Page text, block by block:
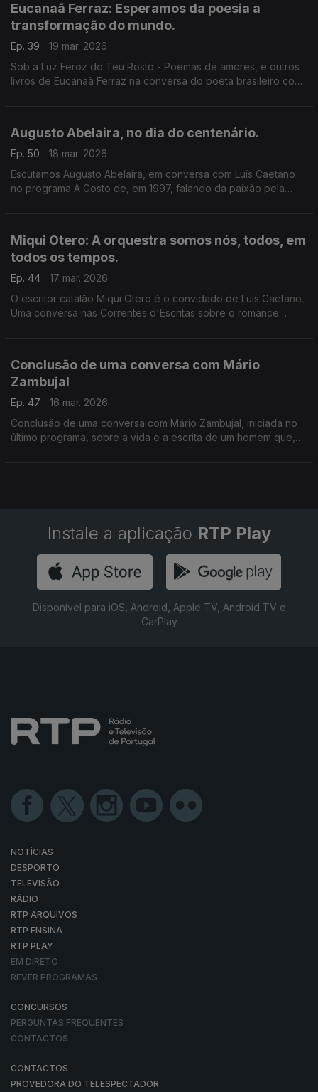
Eucanaã Ferraz: Esperamos da poesia a
transformação do mundo.
Ep. 39
19 mar. 2026
Sob a Luz Feroz do Teu Rosto - Poemas de amores, e outros
livros de Eucanaã Ferraz na conversa do poeta brasileiro com
Augusto Abelaira, no dia do centenário.
Ep. 50
18 mar. 2026
Escutamos Augusto Abelaira, em conversa com Luís Caetano
no programa A Gosto de, em 1997, falando da paixão pela
Miqui Otero: A orquestra somos nós, todos, em
todos os tempos.
Ep. 44
17 mar. 2026
O escritor catalão Miqui Otero é o convidado de Luís Caetano.
Uma conversa nas Correntes d'Escritas sobre o romance
Conclusão de uma conversa com Mário
Zambujal
Ep. 47
16 mar. 2026
Conclusão de uma conversa com Mário Zambujal, iniciada no
último programa, sobre a vida e a escrita de um homem que,
Instale a aplicação RTP Play
Disponível para iOS, Android, Apple TV, Android TV e
CarPlay
NOTÍCIAS
DESPORTO
TELEVISÃO
RÁDIO
RTP ARQUIVOS
RTP ENSINA
RTP PLAY
EM DIRETO
REVER PROGRAMAS
CONCURSOS
PERGUNTAS FREQUENTES
CONTACTOS
CONTACTOS
PROVEDORA DO TELESPECTADOR